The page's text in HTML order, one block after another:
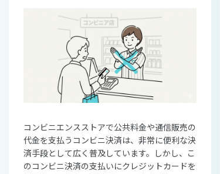
コンビニエンスストアで公共料金や通信販売の
代金を支払うコンビニ決済は、非常に便利な決
済手段として広く普及しています。しかし、こ
のコンビニ決済の支払いにクレジットカードを